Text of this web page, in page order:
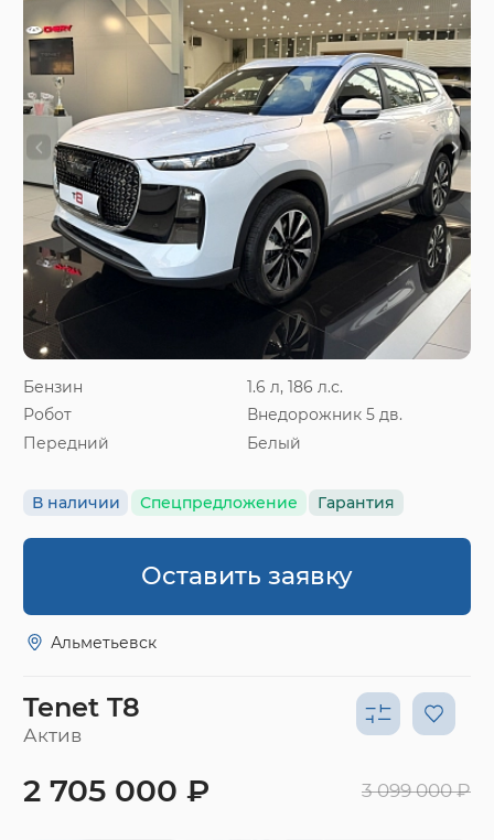
Бензин
1.6 л, 186 л.с.
Робот
Внедорожник 5 дв.
Передний
Белый
В наличии Спецпредложение Гарантия
Оставить заявку
Альметьевск
Tenet T8
Актив
2 705 000 ₽ 3 099 000 ₽